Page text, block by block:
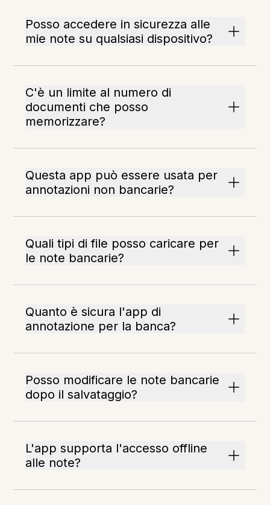
Posso accedere in sicurezza alle
mie note su qualsiasi dispositivo?
C'è un limite al numero di
documenti che posso
memorizzare?
Questa app può essere usata per
annotazioni non bancarie?
Quali tipi di file posso caricare per
le note bancarie?
Quanto è sicura l'app di
annotazione per la banca?
Posso modificare le note bancarie
dopo il salvataggio?
L'app supporta l'accesso offline
alle note?